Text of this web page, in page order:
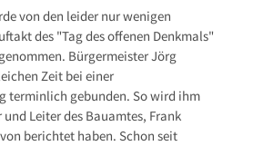
von den leider nur wenigen
des "Tag des offenen Denkmals"
Bürgermeister Jörg
Zeit bei einer
terminlich gebunden. So wird ihm
Leiter des Bauamtes, Frank
berichtet haben. Schon seit